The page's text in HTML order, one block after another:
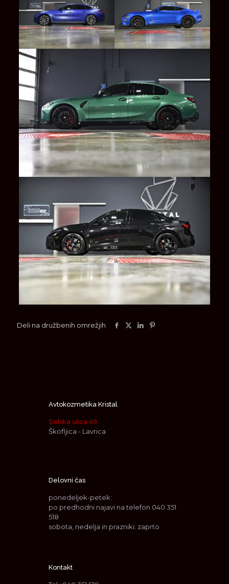
Deli na družbenih omrežjih
Avtokozmetika Kristal
Selska ulica 49
Škofljica - Lavrica
Delovni čas
ponedeljek-petek:
po predhodni najavi na telefon 040 351
518
sobota, nedelja in prazniki: zaprto
Kontakt